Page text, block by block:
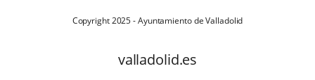
Copyright 2025 - Ayuntamiento de Valladolid
valladolid.es